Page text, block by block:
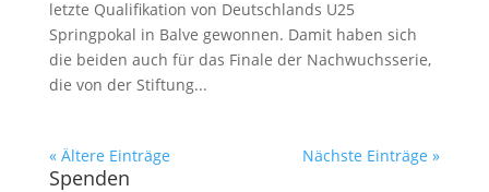
letzte Qualifikation von Deutschlands U25
Springpokal in Balve gewonnen. Damit haben sich
die beiden auch für das Finale der Nachwuchsserie,
die von der Stiftung...
« Ältere Einträge Nächste Einträge »
Spenden